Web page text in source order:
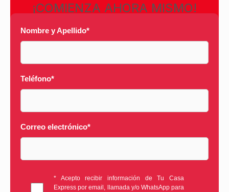
¡COMIENZA AHORA MISMO!
Nombre y Apellido*
Teléfono*
Correo electrónico*
* Acepto recibir información de Tu Casa
Express por email, llamada y/o WhatsApp para